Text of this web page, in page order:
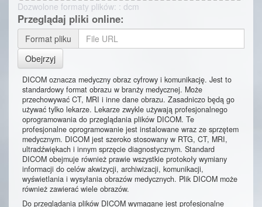
Dozwolone formaty plików: : dcm
Przeglądaj pliki online:
Format pliku
Obejrzyj
DICOM oznacza medyczny obraz cyfrowy i komunikację. Jest to
standardowy format obrazu w branży medycznej. Może
przechowywać CT, MRI i inne dane obrazu. Zasadniczo będą go
używać tylko lekarze. Lekarze zwykle używają profesjonalnego
oprogramowania do przeglądania plików DICOM. Te
profesjonalne oprogramowanie jest instalowane wraz ze sprzętem
medycznym. DICOM jest szeroko stosowany w RTG, CT, MRI,
ultradźwiękach i innym sprzęcie diagnostycznym. Standard
DICOM obejmuje również prawie wszystkie protokoły wymiany
informacji do celów akwizycji, archiwizacji, komunikacji,
wyświetlania i wysyłania obrazów medycznych. Plik DICOM może
również zawierać wiele obrazów.
Do przeglądania plików DICOM wymagane jest profesjonalne